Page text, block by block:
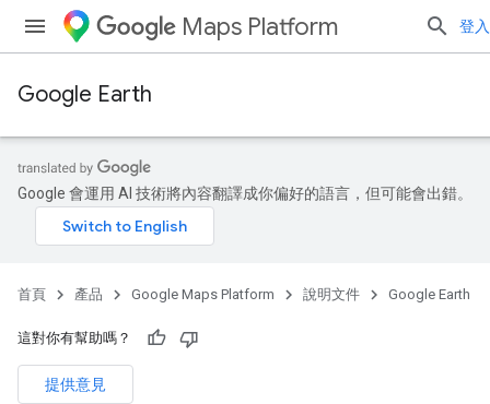
Maps Platform 登入
Google Earth
Google 會運用 AI 技術將內容翻譯成你偏好的語言，但可能會出錯。
首頁 產品 Google Maps Platform 說明文件 Google Earth
這對你有幫助嗎？
提供意見